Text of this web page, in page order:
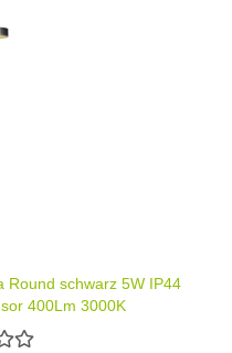
Round schwarz 5W IP44
400Lm 3000K